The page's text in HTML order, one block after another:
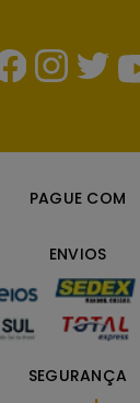
PAGUE COM
ENVIOS
SEGURANÇA